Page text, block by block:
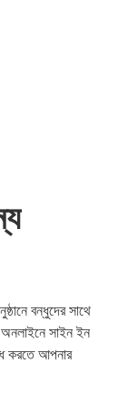
বন্ধুদের সাথে
সাইন ইন
করতে আপনার